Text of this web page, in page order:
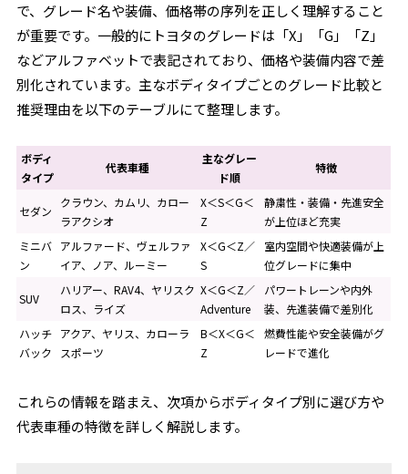
で、グレード名や装備、価格帯の序列を正しく理解すること
が重要です。一般的にトヨタのグレードは「X」「G」「Z」
などアルファベットで表記されており、価格や装備内容で差
別化されています。主なボディタイプごとのグレード比較と
推奨理由を以下のテーブルにて整理します。
ボディ
タイプ
代表車種
主なグレー
ド順
特徴
セダン
クラウン、カムリ、カロー
ラアクシオ
X＜S＜G＜
Z
静粛性・装備・先進安全
が上位ほど充実
ミニバ
ン
アルファード、ヴェルファ
イア、ノア、ルーミー
X＜G＜Z／
S
室内空間や快適装備が上
位グレードに集中
SUV
ハリアー、RAV4、ヤリスク
ロス、ライズ
X＜G＜Z／
Adventure
パワートレーンや内外
装、先進装備で差別化
ハッチ
バック
アクア、ヤリス、カローラ
スポーツ
B＜X＜G＜
Z
燃費性能や安全装備がグ
レードで進化
これらの情報を踏まえ、次項からボディタイプ別に選び方や
代表車種の特徴を詳しく解説します。